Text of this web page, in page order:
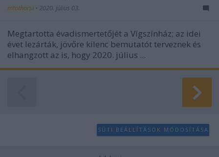
mtothorsi • 2020. július 03.
Megtartotta évadismertetőjét a Vígszínház; az idei
évet lezárták, jövőre kilenc bemutatót terveznek és
elhangzott az is, hogy 2020. július ...
SÜTI BEÁLLÍTÁSOK MÓDOSÍTÁSA